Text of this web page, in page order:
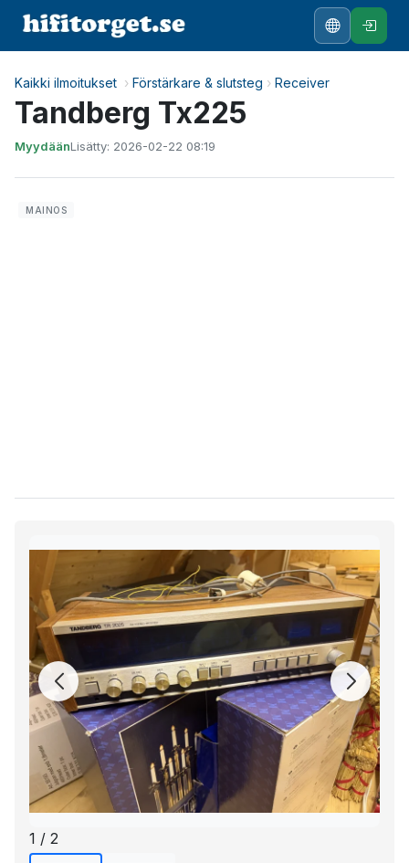
Kaikki ilmoitukset › Förstärkare & slutsteg › Receiver
Tandberg Tx225
MyydäänLisätty: 2026-02-22 08:19
1 / 2